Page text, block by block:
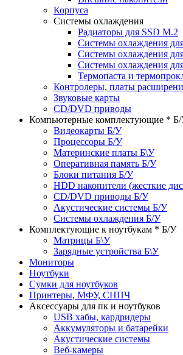
Корпуса
Системы охлаждения
Радиаторы для SSD M.2
Системы охлаждения
Системы охлаждения
Системы охлаждения
Термопаста и
Контролеры, платы
Звуковые карты
CD/DVD приводы
Компьютерные комплектующие *
Видеокарты Б/У
Процессоры Б/У
Материнские платы Б\У
Оперативная память Б/У
Блоки питания Б/У
HDD накопители (жесткие
CD/DVD приводы Б/У
Акустические системы Б/У
Системы охлаждения Б/У
Комплектующие к ноутбукам * Б/У
Матрицы Б\У
Зарядные устройства Б\У
Мониторы
Ноутбуки
Сумки для ноутбуков
Принтеры, МФУ, СНПЧ
Аксессуары для пк и ноутбуков
USB хабы, кардридеры
Аккумуляторы и батарейки
Акустические системы
Веб-камеры